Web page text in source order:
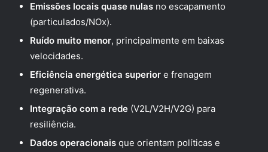
Emissões locais quase nulas no escapamento
(particulados/NOx).
Ruído muito menor, principalmente em baixas
velocidades.
Eficiência energética superior e frenagem
regenerativa.
Integração com a rede (V2L/V2H/V2G) para
resiliência.
Dados operacionais que orientam políticas e